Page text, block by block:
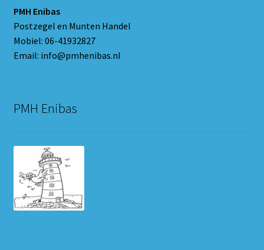
PMH Enibas
Postzegel en Munten Handel
Mobiel: 06-41932827
Email: info@pmhenibas.nl
PMH Enibas